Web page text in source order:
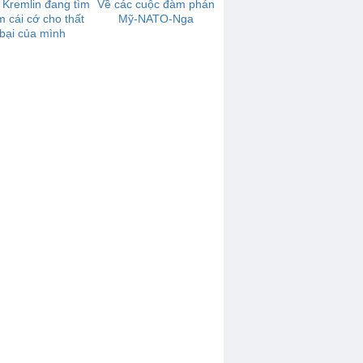
đang tìm
cái cớ cho thất
bại của mình
Về các cuộc đàm phán
Mỹ-NATO-Nga